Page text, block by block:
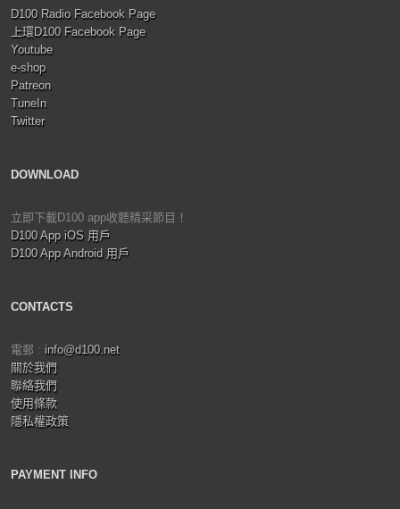
D100 Radio Facebook Page
上環D100 Facebook Page
Youtube
e-shop
Patreon
TuneIn
Twitter
DOWNLOAD
立即下載D100 app收聽精采節目！
D100 App iOS 用戶
D100 App Android 用戶
CONTACTS
電郵 : info@d100.net
關於我們
聯絡我們
使用條款
隱私權政策
PAYMENT INFO